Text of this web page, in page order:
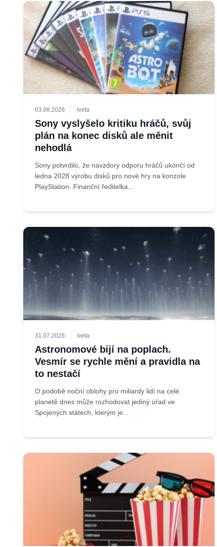
03.08.2026 Iveta
Sony vyslyšelo kritiku hráčů, svůj
plán na konec disků ale měnit
nehodlá
Sony potvrdilo, že navzdory odporu hráčů ukončí od
ledna 2028 výrobu disků pro nové hry na konzole
PlayStation. Finanční ředitelka...
31.07.2026 Iveta
Astronomové bijí na poplach.
Vesmír se rychle mění a pravidla na
to nestačí
O podobě noční oblohy pro miliardy lidí na celé
planetě dnes může rozhodovat jediný úřad ve
Spojených státech, kterým je...